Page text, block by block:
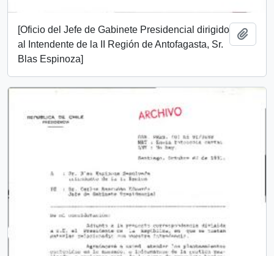
[Oficio del Jefe de Gabinete Presidencial dirigido
al Intendente de la II Región de Antofagasta, Sr.
Blas Espinoza]